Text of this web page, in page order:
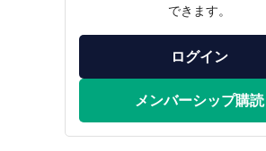
できます。
ログイン
メンバーシップ購読